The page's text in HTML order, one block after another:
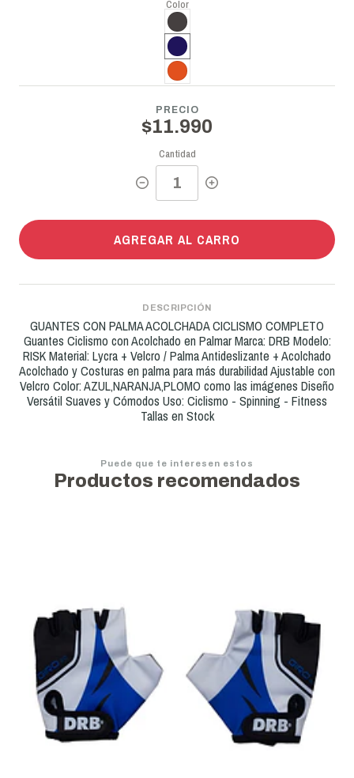
Color
PRECIO
$11.990
Cantidad
AGREGAR AL CARRO
DESCRIPCIÓN
GUANTES CON PALMA ACOLCHADA CICLISMO COMPLETO
Guantes Ciclismo con Acolchado en Palmar Marca: DRB Modelo:
RISK Material: Lycra + Velcro / Palma Antideslizante + Acolchado
Acolchado y Costuras en palma para más durabilidad Ajustable con
Velcro Color: AZUL,NARANJA,PLOMO como las imágenes Diseño
Versátil Suaves y Cómodos Uso: Ciclismo - Spinning - Fitness
Tallas en Stock
Puede que te interesen estos
Productos recomendados